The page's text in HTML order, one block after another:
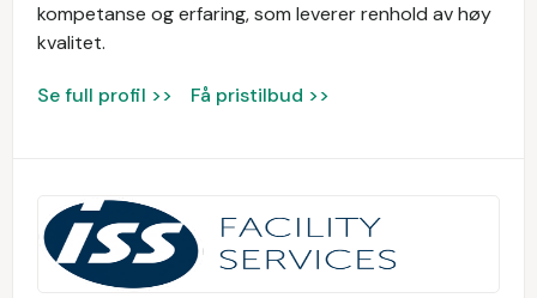
kompetanse og erfaring, som leverer renhold av høy
kvalitet.
Se full profil >> Få pristilbud >>